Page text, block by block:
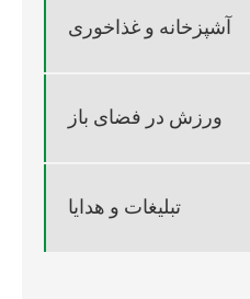
آشپزخانه و غذاخوری
ورزش در فضای باز
تبلیغات و هدایا